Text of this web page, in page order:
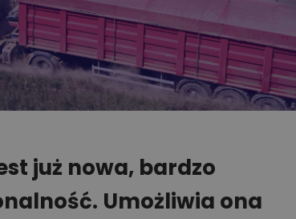
już nowa, bardzo
Umożliwia ona